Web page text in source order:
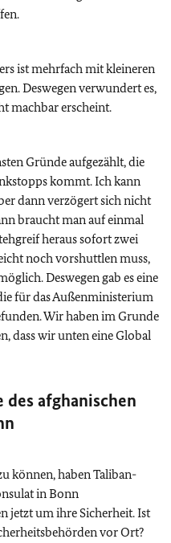
ist mehrfach mit kleineren
Deswegen verwundert es,
machbar erscheint.
Gründe aufgezählt, die
kommt. Ich kann
dann verzögert sich nicht
braucht man auf einmal
heraus sofort zwei
noch vorshuttlen muss,
Deswegen gab es eine
für das Außenministerium
Wir haben im Grunde
dass wir unten eine Global
afghanischen
können, haben Taliban-
in Bonn
jetzt um ihre Sicherheit. Ist
vor Ort?